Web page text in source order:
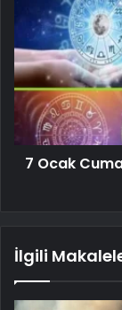
7 Ocak
İlgili